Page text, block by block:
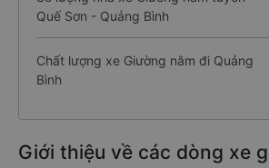
Quế Sơn - Quảng Bình
Chất lượng xe Giường nằm đi Quảng
Bình
Giới thiệu về các dòng xe